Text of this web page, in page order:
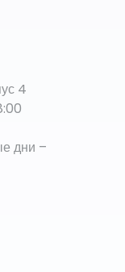
4
дни –